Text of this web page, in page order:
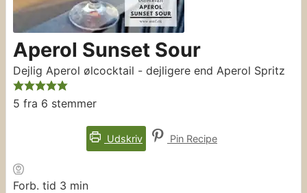
Aperol Sunset Sour
Dejlig Aperol ølcocktail - dejligere end Aperol Spritz
5 fra 6 stemmer
Udskriv Pin Recipe
Forb. tid 3 minutter
min